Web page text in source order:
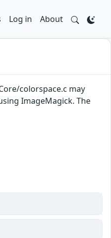
Log in About
colorspace.c may
ImageMagick. The